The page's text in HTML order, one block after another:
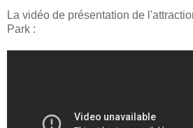
La vidéo de présentation de
Park :